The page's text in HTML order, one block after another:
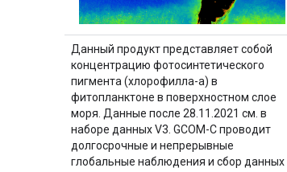
Данный продукт представляет собой
концентрацию фотосинтетического
пигмента (хлорофилла-а) в
фитопланктоне в поверхностном слое
моря. Данные после 28.11.2021 см. в
наборе данных V3. GCOM-C проводит
долгосрочные и непрерывные
глобальные наблюдения и сбор данных